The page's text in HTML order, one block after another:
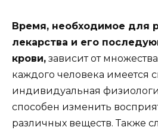
Время, необходимое для
лекарства и его
крови, зависит от
каждого человека имеется
индивидуальная
способен изменить
различных веществ. Также